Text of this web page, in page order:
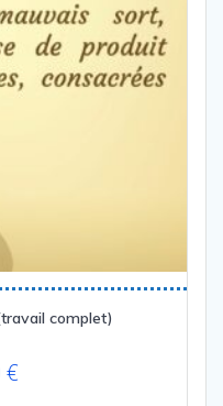
complet)
€